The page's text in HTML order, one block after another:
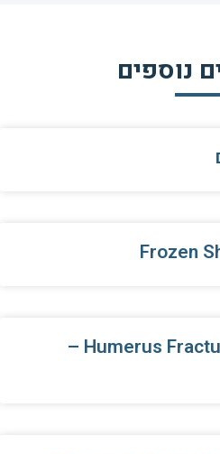
נוספים
שבר בעצם הזרוע Humerus Fracture –